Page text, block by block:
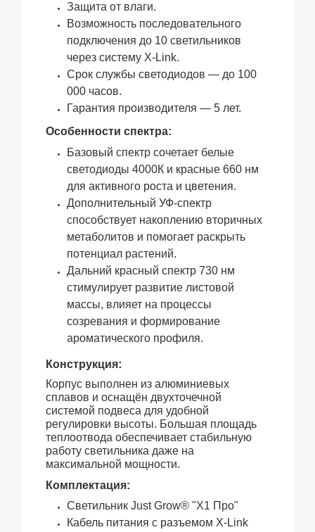
Защита от влаги.
Возможность последовательного
подключения до 10 светильников
через систему X-Link.
Срок службы светодиодов — до 100
000 часов.
Гарантия производителя — 5 лет.
Особенности спектра:
Базовый спектр сочетает белые
светодиоды 4000К и красные 660 нм
для активного роста и цветения.
Дополнительный УФ-спектр
способствует накоплению вторичных
метаболитов и помогает раскрыть
потенциал растений.
Дальний красный спектр 730 нм
стимулирует развитие листовой
массы, влияет на процессы
созревания и формирование
ароматического профиля.
Конструкция:
Корпус выполнен из алюминиевых
сплавов и оснащён двухточечной
системой подвеса для удобной
регулировки высоты. Большая площадь
теплоотвода обеспечивает стабильную
работу светильника даже на
максимальной мощности.
Комплектация:
Светильник Just Grow® "Х1 Про"
Кабель питания с разъемом X-Link